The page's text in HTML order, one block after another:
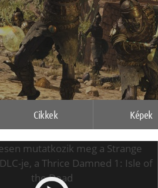
Cikkek Képek